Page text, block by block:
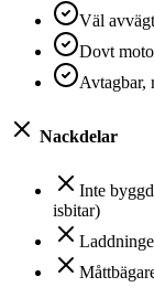
Väl
Dovt
Avtagbar,
Nackdelar
Inte
isbitar)